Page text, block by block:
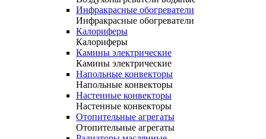
Инфракрасные обогреватели
Инфракрасные обогреватели
Калориферы
Калориферы
Камины электрические
Камины электрические
Напольные конвекторы
Напольные конвекторы
Настенные конвекторы
Настенные конвекторы
Отопительные агрегаты
Отопительные агрегаты